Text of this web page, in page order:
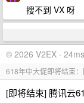
搜不到 VX 呀
© 2026 V2EX ·
618年中大促即将结束
[即将结束] 腾讯云